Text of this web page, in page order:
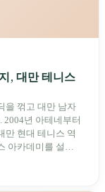
, 대만 테니스
을 꺾고 대만 남자
년 아테네부터
만 현대 테니스 역
아카데미를 설립
나타나기를 기다